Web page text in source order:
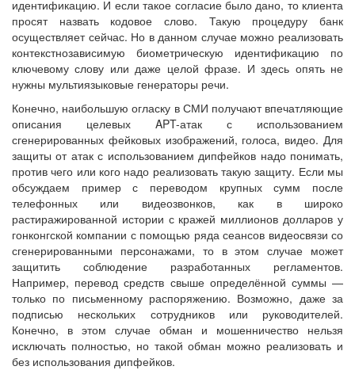
идентификацию. И если такое согласие было дано, то клиента
просят назвать кодовое слово. Такую процедуру банк
осуществляет сейчас. Но в данном случае можно реализовать
контекстнозависимую биометрическую идентификацию по
ключевому слову или даже целой фразе. И здесь опять не
нужны мультиязыковые генераторы речи.
Конечно, наибольшую огласку в СМИ получают впечатляющие
описания целевых APT-атак с использованием
сгенерированных фейковых изображений, голоса, видео. Для
защиты от атак с использованием дипфейков надо понимать,
против чего или кого надо реализовать такую защиту. Если мы
обсуждаем пример с переводом крупных сумм после
телефонных или видеозвонков, как в широко
растиражированной истории с кражей миллионов долларов у
гонконгской компании с помощью ряда сеансов видеосвязи со
сгенерированными персонажами, то в этом случае может
защитить соблюдение разработанных регламентов.
Например, перевод средств свыше определённой суммы —
только по письменному распоряжению. Возможно, даже за
подписью нескольких сотрудников или руководителей.
Конечно, в этом случае обман и мошенничество нельзя
исключать полностью, но такой обман можно реализовать и
без использования дипфейков.